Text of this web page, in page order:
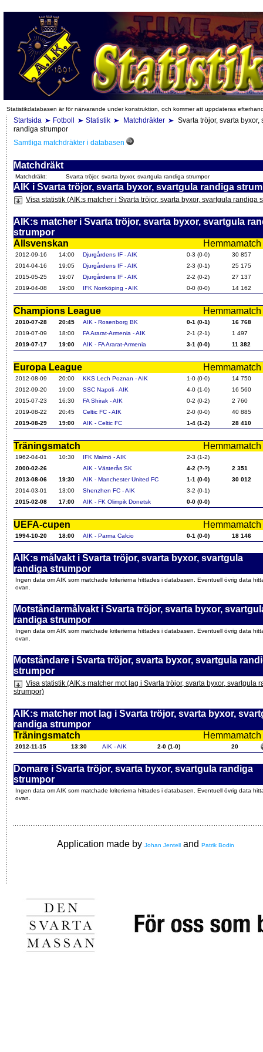
Statistikdatabasen är för närvarande under konstruktion, och kommer att uppdateras
Startsida Fotboll Statistik Matchdräkter
Svarta tröjor, svarta byxor,
randiga strumpor
Samtliga matchdräkter i databasen
Matchdräkt
Matchdräkt: Svarta tröjor, svarta byxor, svartgula randiga strumpor
AIK i Svarta tröjor, svarta byxor, svartgula randiga
Visa statistik (AIK:s matcher i Svarta tröjor, svarta byxor, svartgula randiga
AIK:s matcher i Svarta tröjor, svarta byxor, svartgula
strumpor
Allsvenskan
2012-09-16 14:00 Djurgårdens IF - AIK 0-3 (0-0)
30 857
2014-04-16
19:05 Djurgårdens IF - AIK 2-3 (0-1)
25 175
2015-05-25
19:07 Djurgårdens IF - AIK 2-2 (0-2)
27 137
2019-04-08
19:00 IFK Norrköping - AIK 0-0 (0-0) 14 162
Champions League
2010-07-28 20:45 AIK - Rosenborg BK 0-1 (0-1)
16 768
2019-07-09
18:00 FA Ararat-Armenia - AIK 2-1 (2-1)
1 497
2019-07-17
19:00 AIK - FA Ararat-Armenia 3-1 (0-0) 11 382
Europa League
2012-08-09 20:00 KKS Lech Poznan - AIK 1-0 (0-0)
14 750
2012-09-20
19:00 SSC Napoli - AIK 4-0 (1-0)
16 560
2015-07-23
16:30 FA Shirak - AIK 0-2 (0-2)
2 760
2019-08-22
20:45 Celtic FC - AIK 2-0 (0-0)
40 885
2019-08-29
19:00 AIK - Celtic FC 1-4 (1-2) 28 410
Träningsmatch
1962-04-01 10:30 IFK Malmö - AIK
2-3 (1-2)
2000-02-26
AIK - Västerås SK 4-2 (?-?)
2 351
2013-08-06
19:30 AIK - Manchester United FC 1-1 (0-0)
30 012
2014-03-01
13:00 Shenzhen FC - AIK
3-2 (0-1)
2015-02-08
17:00 AIK - FK Olimpik Donetsk 0-0 (0-0)
UEFA-cupen
1994-10-20 18:00 AIK - Parma Calcio 0-1 (0-0) 18 146
AIK:s målvakt i Svarta tröjor, svarta byxor, svartgula
randiga strumpor
Ingen data om AIK som matchade kriterierna hittades i databasen. Eventuell övrig data
ovan.
Motståndarmålvakt i Svarta tröjor, svarta byxor,
randiga strumpor
Ingen data om AIK som matchade kriterierna hittades i databasen. Eventuell övrig data
ovan.
Motståndare i Svarta tröjor, svarta byxor, svartgula
strumpor
Visa statistik (AIK:s matcher mot lag i Svarta tröjor, svarta byxor, svartgula
strumpor)
AIK:s matcher mot lag i Svarta tröjor, svarta byxor,
randiga strumpor
Träningsmatch
2012-11-15 13:30 AIK - AIK 2-0 (1-0) 20
Domare i Svarta tröjor, svarta byxor, svartgula randiga
strumpor
Ingen data om AIK som matchade kriterierna hittades i databasen. Eventuell övrig data
ovan.
Application made by Johan Jentell and Patrik Bodin